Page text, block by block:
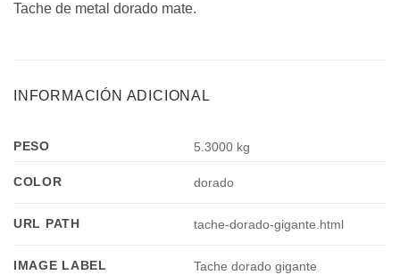
Tache de metal dorado mate.
INFORMACIÓN ADICIONAL
PESO 5.3000 kg
COLOR dorado
URL PATH tache-dorado-gigante.html
IMAGE LABEL Tache dorado gigante